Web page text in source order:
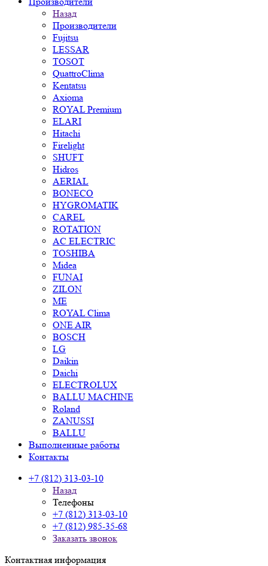
Назад
Производители
Fujitsu
LESSAR
TOSOT
QuattroClima
Kentatsu
Axioma
ROYAL Premium
ELARI
Hitachi
Firelight
SHUFT
Hidros
AERIAL
BONECO
HYGROMATIK
CAREL
ROTATION
AC ELECTRIC
TOSHIBA
Midea
FUNAI
ZILON
ME
ROYAL Clima
ONE AIR
BOSCH
LG
Daikin
Daichi
ELECTROLUX
BALLU MACHINE
Roland
ZANUSSI
BALLU
Выполненные работы
Контакты
+7 (812) 313-03-10
Назад
Телефоны
+7 (812) 313-03-10
+7 (812) 985-35-68
Заказать звонок
Контактная информация